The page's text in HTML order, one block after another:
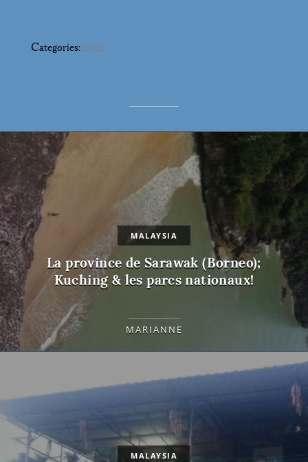
Categories: India
La province de Sarawak (Borneo);
Kuching & les parcs nationaux!
MARIANNE
MALAYSIA
MALAYSIA